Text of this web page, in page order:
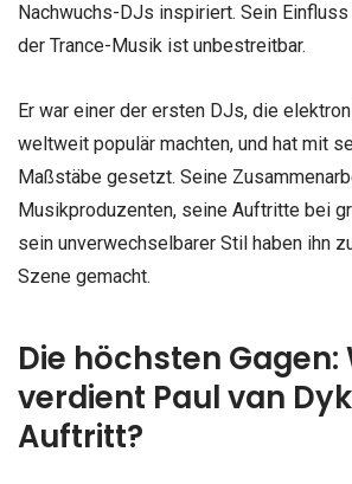
Nachwuchs-DJs inspiriert. Sein
der Trance-Musik ist unbestreitbar.
Er war einer der ersten DJs, die
weltweit populär machten, und hat mit
Maßstäbe gesetzt. Seine
Musikproduzenten, seine Auftritte bei
sein unverwechselbarer Stil haben ihn
Szene gemacht.
Die höchsten Gagen:
verdient Paul van
Auftritt?